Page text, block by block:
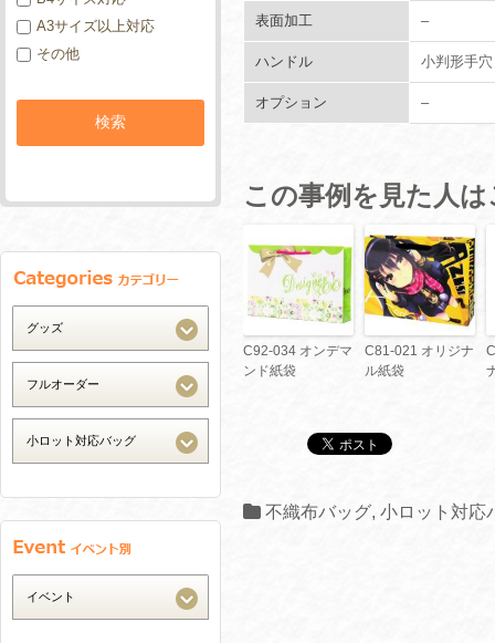
表面加工 –
ハンドル 小判形手穴
オプション –
この事例を見た人
C92-034 オンデマ
ンド紙袋
C81-021 オリジナ
ル紙袋
不織布バッグ, 小ロット対応
A3サイズ以上対応
その他